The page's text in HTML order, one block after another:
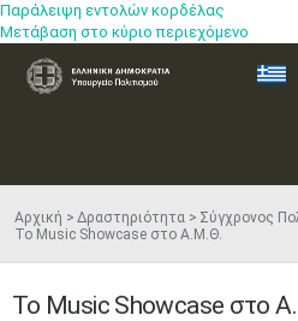
Παράλειψη εντολών κορδέλας
Μετάβαση στο κύριο περιεχόμενο
ελ
Αρχική Δραστηριότητα Σύγχρονος
Το Music Showcase στο Α.Μ.Θ.
Το Music Showcase στο